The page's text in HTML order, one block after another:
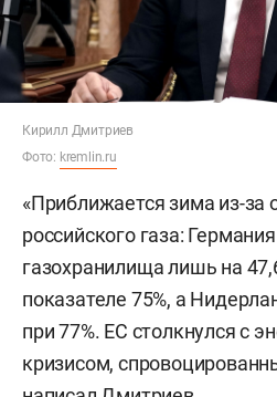
Кирилл Дмитриев
Фото: kremlin.ru
«Приближается зима из-за
российского газа:
газохранилища лишь на
показателе 75%, а
при 77%. ЕС столкнулся с
кризисом,